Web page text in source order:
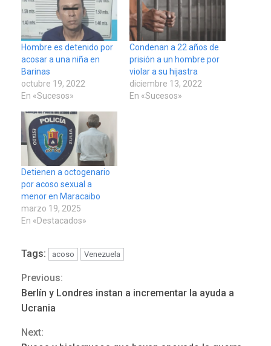
Hombre es detenido por
acosar a una niña en
Barinas
octubre 19, 2022
En «Sucesos»
Condenan a 22 años de
prisión a un hombre por
violar a su hijastra
diciembre 13, 2022
En «Sucesos»
Detienen a octogenario
por acoso sexual a
menor en Maracaibo
marzo 19, 2025
En «Destacados»
Tags: acoso Venezuela
Continue
Reading
Previous:
Berlín y Londres instan a incrementar la ayuda a
Ucrania
Next:
REGIONALES ÚLTIMA HORA